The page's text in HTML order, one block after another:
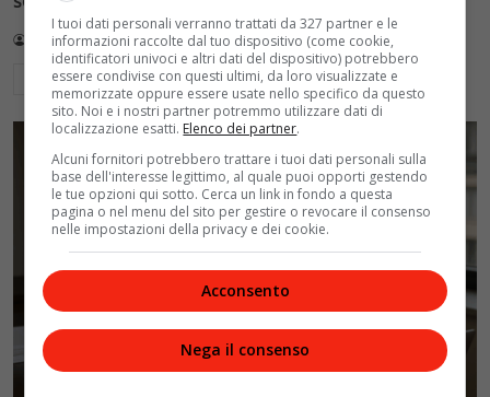
Redazione VelvetMAG 5 Luglio 2026
Leggi di più
I tuoi dati personali verranno trattati da 327 partner e le
informazioni raccolte dal tuo dispositivo (come cookie,
identificatori univoci e altri dati del dispositivo) potrebbero
essere condivise con questi ultimi, da loro visualizzate e
memorizzate oppure essere usate nello specifico da questo
sito. Noi e i nostri partner potremmo utilizzare dati di
localizzazione esatti. Elenco dei partner.
Alcuni fornitori potrebbero trattare i tuoi dati personali sulla
base dell'interesse legittimo, al quale puoi opporti gestendo
le tue opzioni qui sotto. Cerca un link in fondo a questa
pagina o nel menu del sito per gestire o revocare il consenso
nelle impostazioni della privacy e dei cookie.
Acconsento
Nega il consenso